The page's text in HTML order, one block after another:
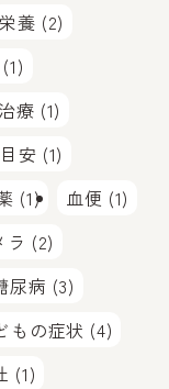
栄養 (2)
療 (1)
安 (1)
(1)
血便 (1)
ラ (2)
尿病 (3)
もの症状 (4)
(1)